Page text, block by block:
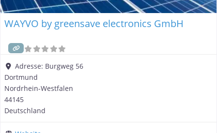
WAYVO by greensave electronics GmbH
Adresse: Burgweg 56
Dortmund
Nordrhein-Westfalen
44145
Deutschland